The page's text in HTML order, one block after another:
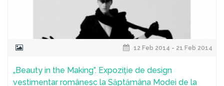
12 Feb 2014 - 21 Feb 2014
„Beauty in the Making”. Expoziţie de design
vestimentar românesc la Săptămâna Modei de la